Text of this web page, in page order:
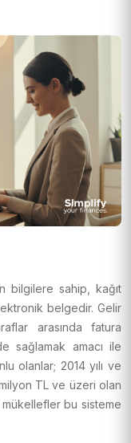
bilgilere sahip, kağıt
belgedir. Gelir
arasında fatura
sağlamak amacı ile
olanlar; 2014 yılı ve
milyon TL ve üzeri olan
mükellefler bu sisteme